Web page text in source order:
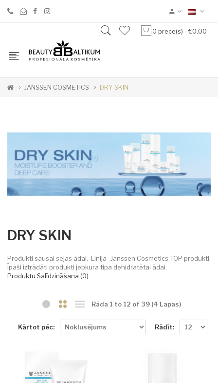
0 prece(s) - €0.00
JANSSEN COSMETICS DRY SKIN
DRY SKIN
Produkti sausai sejas ādai. Līnija- Janssen Cosmetics TOP produkti.
Īpaši iztrādāti produkti jebkura tipa dehidratētai ādai.
Produktu Salīdzināšana (0)
Rāda 1 to 12 of 39 (4 Lapas)
Kārtot pēc: Rādīt: